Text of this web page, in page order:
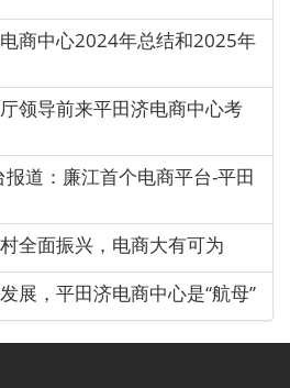
商中心2024年总结和2025年
领导前来平田济电商中心考
道：廉江首个电商平台-平田
全面振兴，电商大有可为
展，平田济电商中心是“航母”